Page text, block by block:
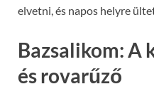
elvetni, és napos helyre
Bazsalikom: A
és rovarűző